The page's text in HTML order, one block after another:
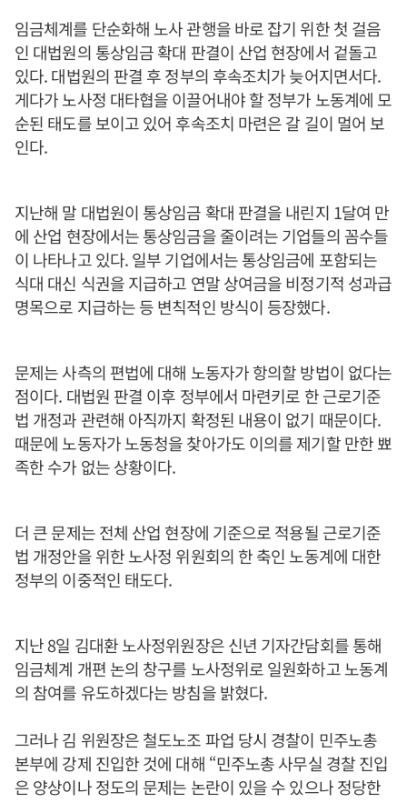
임금체계를 단순화해 노사 관행을 바로 잡기 위한 첫 걸음
인 대법원의 통상임금 확대 판결이 산업 현장에서 겉돌고
있다. 대법원의 판결 후 정부의 후속조치가 늦어지면서다.
게다가 노사정 대타협을 이끌어내야 할 정부가 노동계에 모
순된 태도를 보이고 있어 후속조치 마련은 갈 길이 멀어 보
인다.
지난해 말 대법원이 통상임금 확대 판결을 내린지 1달여 만
에 산업 현장에서는 통상임금을 줄이려는 기업들의 꼼수들
이 나타나고 있다. 일부 기업에서는 통상임금에 포함되는
식대 대신 식권을 지급하고 연말 상여금을 비정기적 성과급
명목으로 지급하는 등 변칙적인 방식이 등장했다.
문제는 사측의 편법에 대해 노동자가 항의할 방법이 없다는
점이다. 대법원 판결 이후 정부에서 마련키로 한 근로기준
법 개정과 관련해 아직까지 확정된 내용이 없기 때문이다.
때문에 노동자가 노동청을 찾아가도 이의를 제기할 만한 뾰
족한 수가 없는 상황이다.
더 큰 문제는 전체 산업 현장에 기준으로 적용될 근로기준
법 개정안을 위한 노사정 위원회의 한 축인 노동계에 대한
정부의 이중적인 태도다.
지난 8일 김대환 노사정위원장은 신년 기자간담회를 통해
임금체계 개편 논의 창구를 노사정위로 일원화하고 노동계
의 참여를 유도하겠다는 방침을 밝혔다.
그러나 김 위원장은 철도노조 파업 당시 경찰이 민주노총
본부에 강제 진입한 것에 대해 “민주노총 사무실 경찰 진입
은 양상이나 정도의 문제는 논란이 있을 수 있으나 정당한